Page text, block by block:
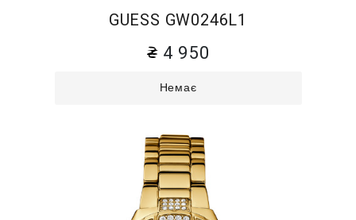
GUESS GW0246L1
4 950
Немає